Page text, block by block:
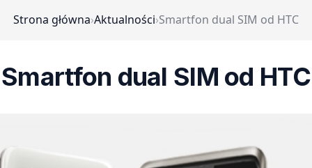
Strona główna›Aktualności›Smartfon dual SIM od HTC
Smartfon dual SIM od HTC